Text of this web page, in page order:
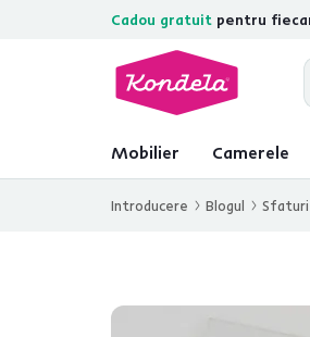
Cadou gratuit pentru
4,7
Mobilier Camerele
Introducere Blogul Sfaturi